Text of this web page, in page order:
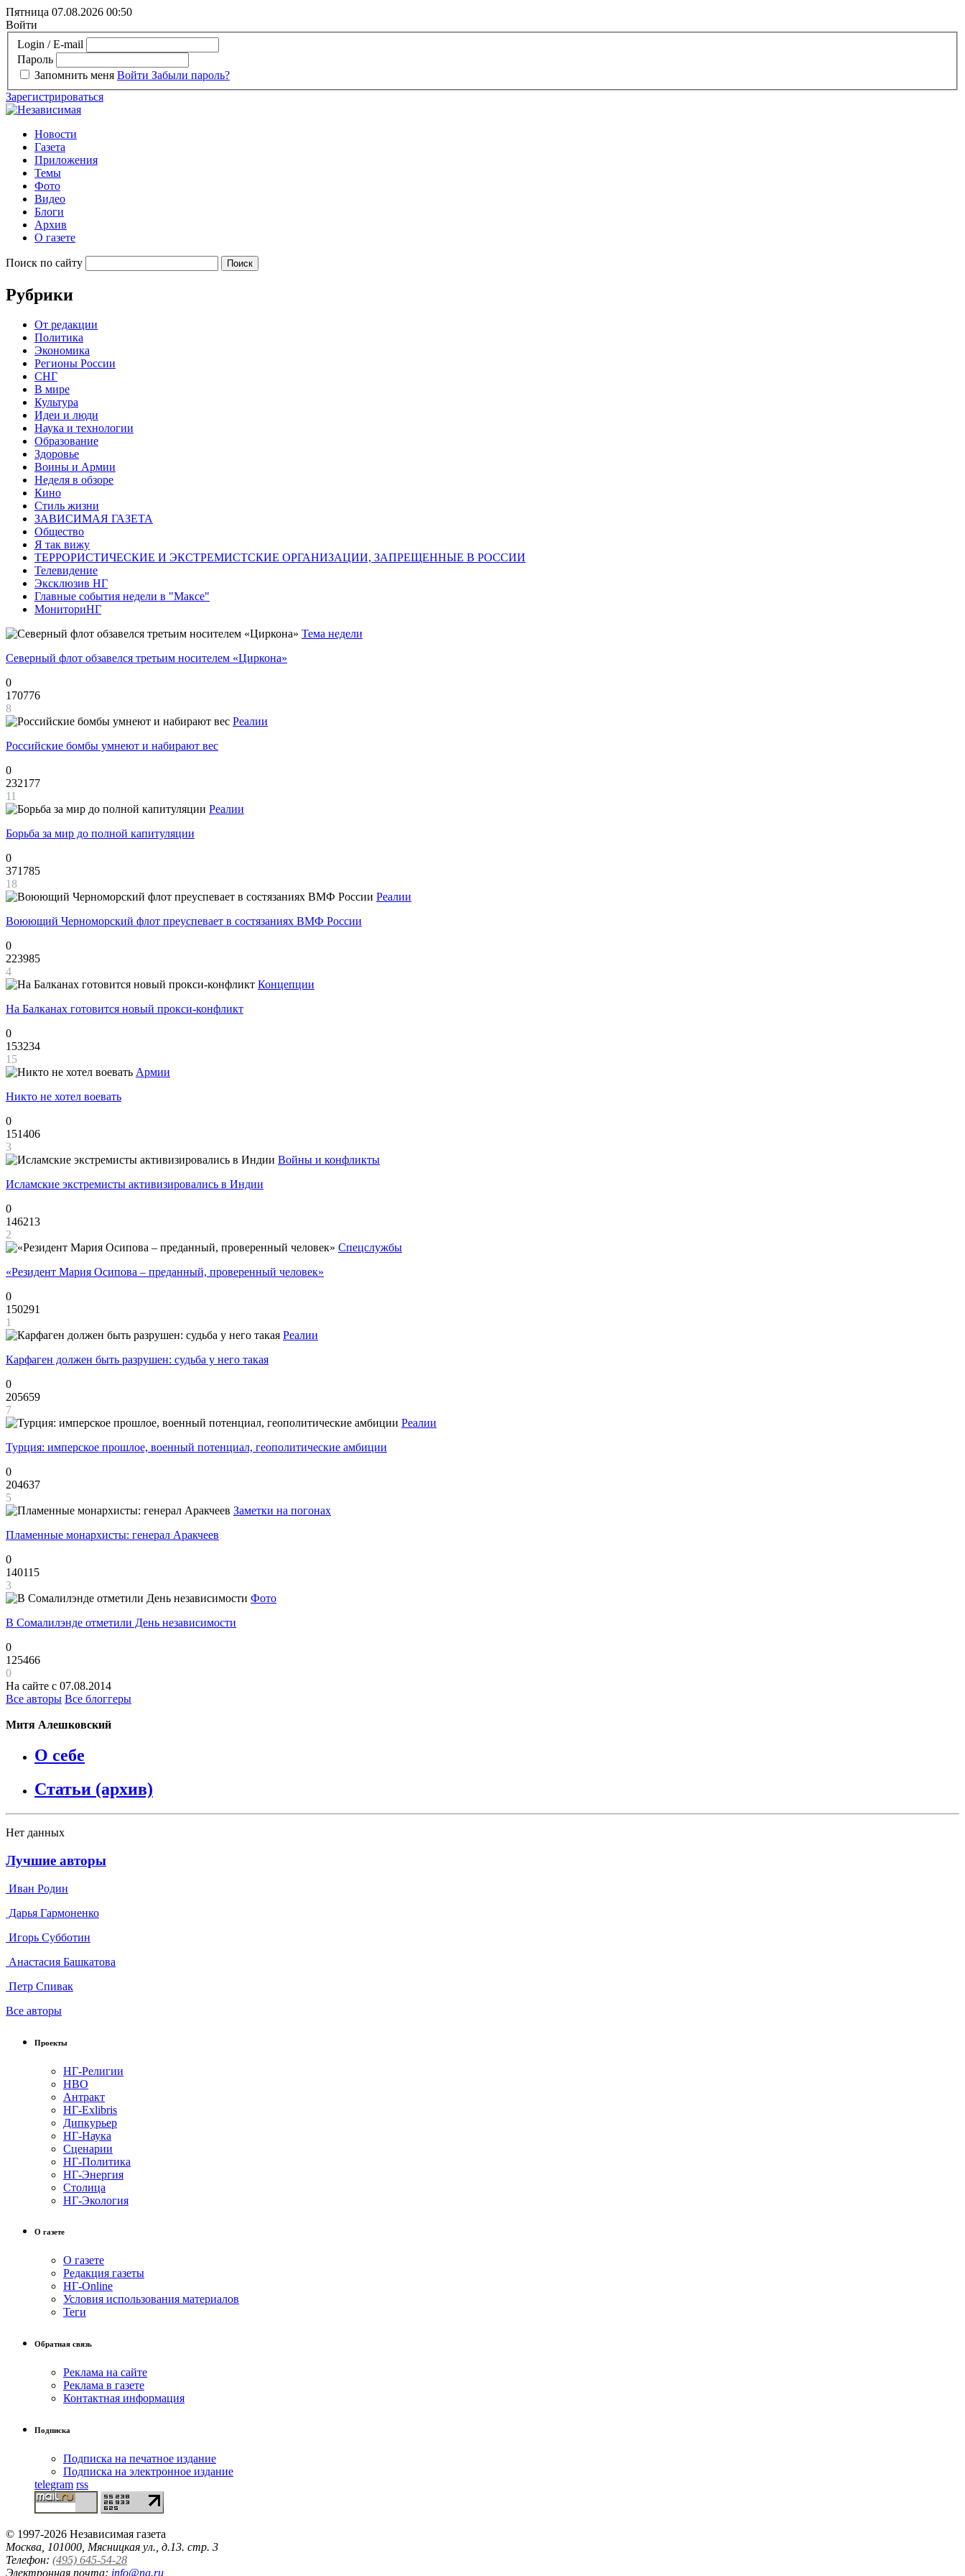
Пятница 07.08.2026 00:50
Войти
Login / E-mail
Пароль
Запомнить меня Войти Забыли пароль?
Зарегистрироваться
Новости
Газета
Приложения
Темы
Фото
Видео
Блоги
Архив
О газете
Поиск по сайту
Рубрики
От редакции
Политика
Экономика
Регионы России
СНГ
В мире
Культура
Идеи и люди
Наука и технологии
Образование
Здоровье
Воины и Армии
Неделя в обзоре
Кино
Стиль жизни
ЗАВИСИМАЯ ГАЗЕТА
Общество
Я так вижу
ТЕРРОРИСТИЧЕСКИЕ И ЭКСТРЕМИСТСКИЕ ОРГАНИЗАЦИИ, ЗАПРЕЩЕННЫЕ В РОССИИ
Телевидение
Эксклюзив НГ
Главные события недели в "Максе"
МониториНГ
Тема недели
Северный флот обзавелся третьим носителем «Циркона»
0
170776
8
Реалии
Российские бомбы умнеют и набирают вес
0
232177
11
Реалии
Борьба за мир до полной капитуляции
0
371785
18
Реалии
Воюющий Черноморский флот преуспевает в состязаниях ВМФ России
0
223985
4
Концепции
На Балканах готовится новый прокси-конфликт
0
153234
15
Армии
Никто не хотел воевать
0
151406
3
Войны и конфликты
Исламские экстремисты активизировались в Индии
0
146213
2
Спецслужбы
«Резидент Мария Осипова – преданный, проверенный человек»
0
150291
1
Реалии
Карфаген должен быть разрушен: судьба у него такая
0
205659
7
Реалии
Турция: имперское прошлое, военный потенциал, геополитические амбиции
0
204637
5
Заметки на погонах
Пламенные монархисты: генерал Аракчеев
0
140115
3
Фото
В Сомалилэнде отметили День независимости
0
125466
0
На сайте с 07.08.2014
Все авторы Все блоггеры
Митя Алешковский
О себе
Статьи (архив)
Нет данных
Лучшие авторы
Иван Родин
Дарья Гармоненко
Игорь Субботин
Анастасия Башкатова
Петр Спивак
Все авторы
Проекты
НГ-Религии
НВО
Антракт
НГ-Exlibris
Дипкурьер
НГ-Наука
Сценарии
НГ-Политика
НГ-Энергия
Столица
НГ-Экология
О газете
О газете
Редакция газеты
НГ-Online
Условия использования материалов
Теги
Обратная связь
Реклама на сайте
Реклама в газете
Контактная информация
Подписка
Подписка на печатное издание
Подписка на электронное издание
telegram rss
© 1997-2026 Независимая газета
Москва, 101000, Мясницкая ул., д.13. стр. 3
Телефон: (495) 645-54-28
Электронная почта: info@ng.ru